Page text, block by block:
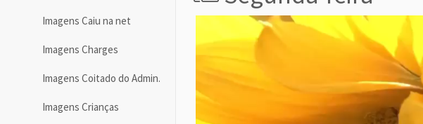
Imagens Caiu na net
Imagens Charges
Imagens Coitado do Admin.
Imagens Crianças